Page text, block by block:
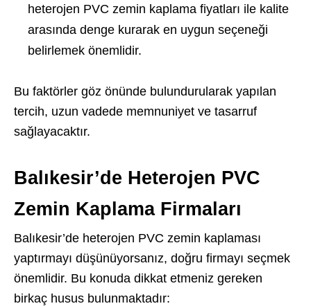
heterojen PVC zemin kaplama fiyatları ile kalite
arasında denge kurarak en uygun seçeneği
belirlemek önemlidir.
Bu faktörler göz önünde bulundurularak yapılan
tercih, uzun vadede memnuniyet ve tasarruf
sağlayacaktır.
Balıkesir’de Heterojen PVC
Zemin Kaplama Firmaları
Balıkesir’de heterojen PVC zemin kaplaması
yaptırmayı düşünüyorsanız, doğru firmayı seçmek
önemlidir. Bu konuda dikkat etmeniz gereken
birkaç husus bulunmaktadır: